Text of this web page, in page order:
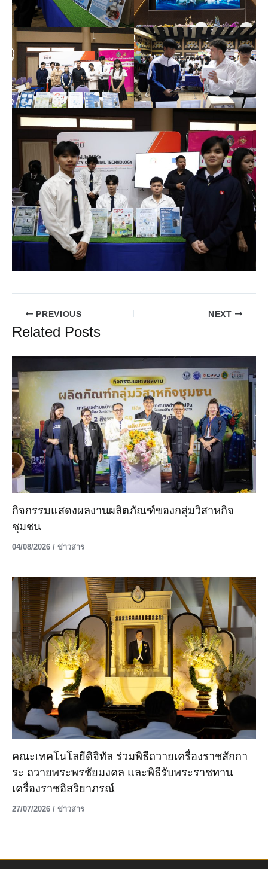
PREVIOUS NEXT
Related Posts
กิจกรรมแสดงผลงานผลิตภัณฑ์ของกลุ่มวิสาหกิจ
ชุมชน
04/08/2026 / ข่าวสาร
คณะเทคโนโลยีดิจิทัล ร่วมพิธีถวายเครื่องราชสักกา
ระ ถวายพระพรชัยมงคล และพิธีรับพระราชทาน
เครื่องราชอิสริยาภรณ์
27/07/2026 / ข่าวสาร